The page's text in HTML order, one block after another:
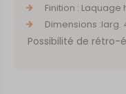
Finition :
Dimensions :larg.
Possibilité de rétro-